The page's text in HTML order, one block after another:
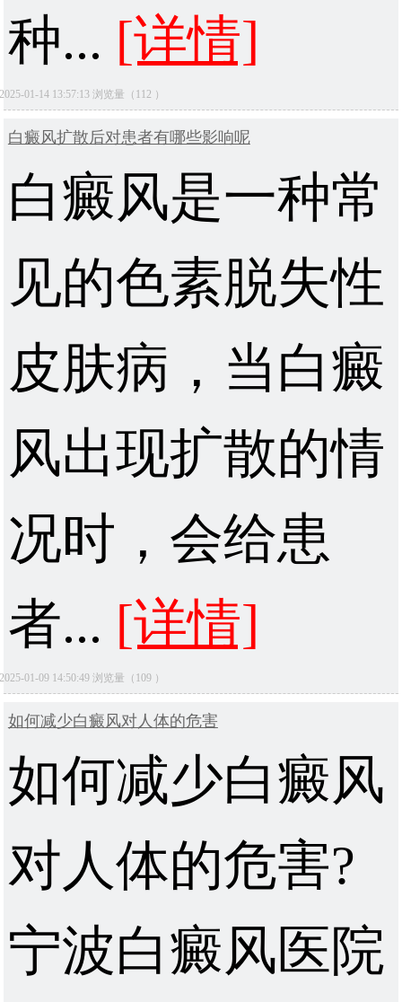
种... [详情]
01-14 13:57:13 浏览量（112 ）
白癜风扩散后对患者有哪些影响呢
白癜风是一种常
见的色素脱失性
皮肤病，当白癜
风出现扩散的情
况时，会给患
者... [详情]
01-09 14:50:49 浏览量（109 ）
如何减少白癜风对人体的危害
如何减少白癜风
对人体的危害?
宁波白癜风医院